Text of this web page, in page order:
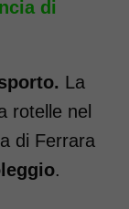
di
La
rotelle nel
di Ferrara
.